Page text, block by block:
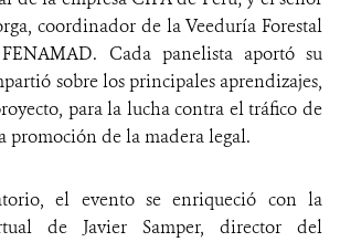
coordinador de la Veeduría Forestal
Cada panelista aportó su
sobre los principales aprendizajes,
para la lucha contra el tráfico de
promoción de la madera legal.
el evento se enriqueció con la
de Javier Samper, director del